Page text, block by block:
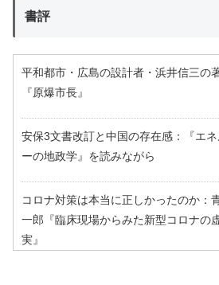
書評
平和都市・広島の設計者・浜井信三の
『原爆市長』
安保3文書改訂と中国の存在感：『エ
ーの地政学』を読みながら
コロナ対策は本当に正しかったのか：
一郎『臨床現場からみた新型コロナの
実』